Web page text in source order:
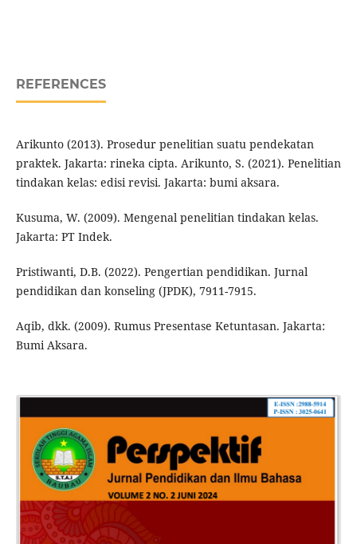
REFERENCES
Arikunto (2013). Prosedur penelitian suatu pendekatan
praktek. Jakarta: rineka cipta. Arikunto, S. (2021). Penelitian
tindakan kelas: edisi revisi. Jakarta: bumi aksara.
Kusuma, W. (2009). Mengenal penelitian tindakan kelas.
Jakarta: PT Indek.
Pristiwanti, D.B. (2022). Pengertian pendidikan. Jurnal
pendidikan dan konseling (JPDK), 7911-7915.
Aqib, dkk. (2009). Rumus Presentase Ketuntasan. Jakarta:
Bumi Aksara.